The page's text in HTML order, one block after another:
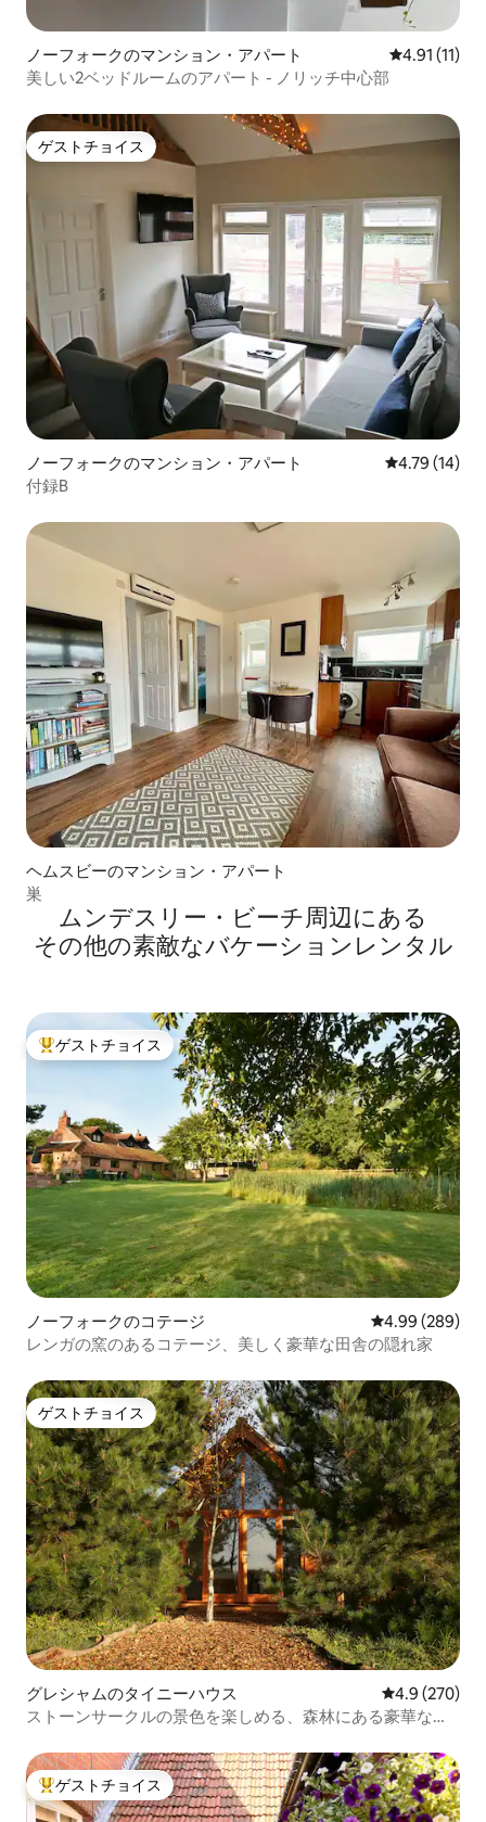
ノーフォークのマンション・アパート レビュー11
4.91 (11)
美しい2ベッドルームのアパート - ノリッチ中心部
ゲストチョイス
ゲストチョイス
ノーフォークのマンション・アパート レビュー14
4.79 (14)
付録B
ヘムスビーのマンション・アパート
巣
ムンデスリー・ビーチ⁠周⁠辺⁠に⁠あ⁠る
そ⁠の⁠他⁠の素⁠敵⁠なバ⁠ケ⁠ー⁠シ⁠ョ⁠ン⁠レ⁠ン⁠タ⁠ル
大好評のゲストチョイスです。
ゲストチョイス
ノーフォークのコテージ レビュー289
4.99 (289)
レンガの窯のあるコテージ、美しく豪華な田舎の隠れ家
ゲストチョイス
ゲストチョイス
グレシャムのタイニーハウス レビュー270
4.9 (270)
ストーンサークルの景色を楽しめる、森林にある豪華な隠
大好評のゲストチョイスです。
ゲストチョイス